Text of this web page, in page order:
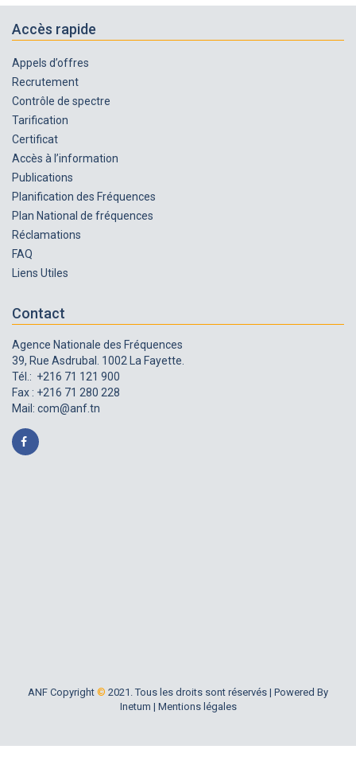
Accès rapide
Appels d’offres
Recrutement
Contrôle de spectre
Tarification
Certificat
Accès à l’information
Publications
Planification des Fréquences
Plan National de fréquences
Réclamations
FAQ
Liens Utiles
Contact
Agence Nationale des Fréquences
39, Rue Asdrubal. 1002 La Fayette.
Tél.: +216 71 121 900
Fax : +216 71 280 228
Mail: com@anf.tn
ANF Copyright © 2021. Tous les droits sont réservés | Powered By
Inetum | Mentions légales